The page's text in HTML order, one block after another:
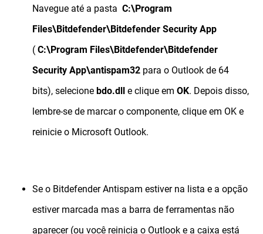
Navegue até a pasta C:\Program
Files\Bitdefender\Bitdefender Security App
( C:\Program Files\Bitdefender\Bitdefender
Security App\antispam32 para o Outlook de 64
bits), selecione bdo.dll e clique em OK. Depois disso,
lembre-se de marcar o componente, clique em OK e
reinicie o Microsoft Outlook.
Se o Bitdefender Antispam estiver na lista e a opção
estiver marcada mas a barra de ferramentas não
aparecer (ou você reinicia o Outlook e a caixa está